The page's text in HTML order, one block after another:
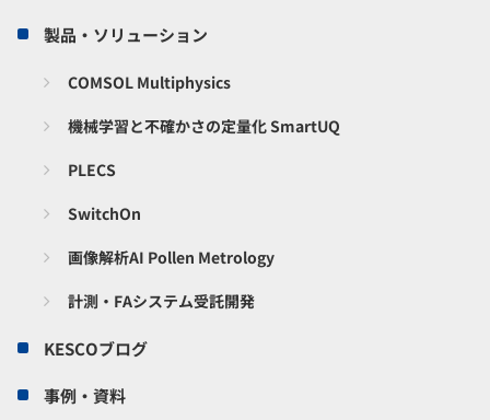
製品・ソリューション
COMSOL Multiphysics
機械学習と不確かさの定量化 SmartUQ
PLECS
SwitchOn
画像解析AI Pollen Metrology
計測・FAシステム受託開発
KESCOブログ
事例・資料